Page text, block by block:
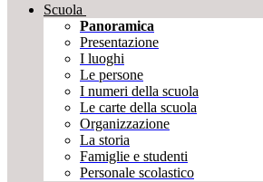
Scuola
Panoramica
Presentazione
I luoghi
Le persone
I numeri della scuola
Le carte della scuola
Organizzazione
La storia
Famiglie e studenti
Personale scolastico